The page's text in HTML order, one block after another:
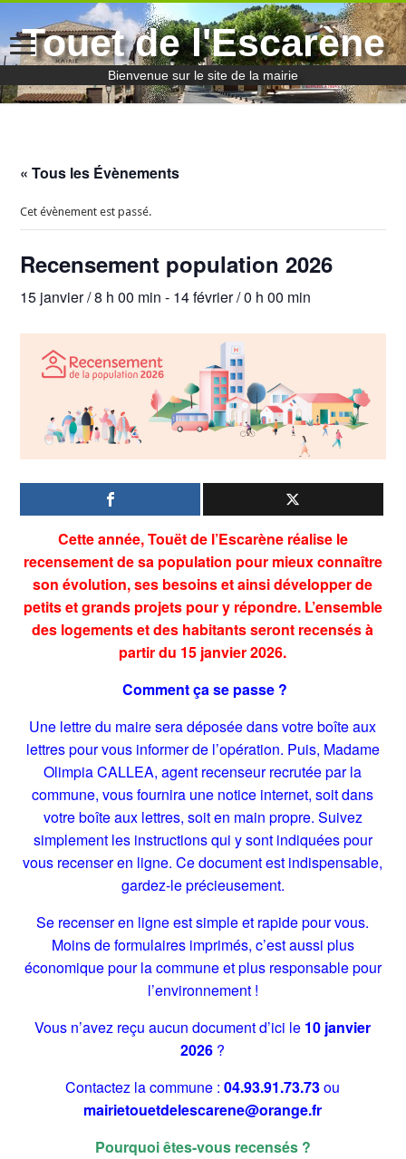
Touet de l'Escarène
Bienvenue sur le site de la mairie
« Tous les Évènements
Cet évènement est passé.
Recensement population 2026
15 janvier / 8 h 00 min - 14 février / 0 h 00 min
Cette année, Touët de l’Escarène réalise le
recensement de sa population pour mieux connaître
son évolution, ses besoins et ainsi développer de
petits et grands projets pour y répondre. L’ensemble
des logements et des habitants seront recensés à
partir du 15 janvier 2026.
Comment ça se passe ?
Une lettre du maire sera déposée dans votre boîte aux
lettres pour vous informer de l’opération. Puis, Madame
Olimpia CALLEA, agent recenseur recrutée par la
commune, vous fournira une notice internet, soit dans
votre boîte aux lettres, soit en main propre. Suivez
simplement les instructions qui y sont indiquées pour
vous recenser en ligne. Ce document est indispensable,
gardez-le précieusement.
Se recenser en ligne est simple et rapide pour vous.
Moins de formulaires imprimés, c’est aussi plus
économique pour la commune et plus responsable pour
l’environnement !
Vous n’avez reçu aucun document d’ici le 10 janvier
2026 ?
Contactez la commune :04.93.91.73.73ou
mairietouetdelescarene@orange.fr
Pourquoi êtes-vous recensés ?